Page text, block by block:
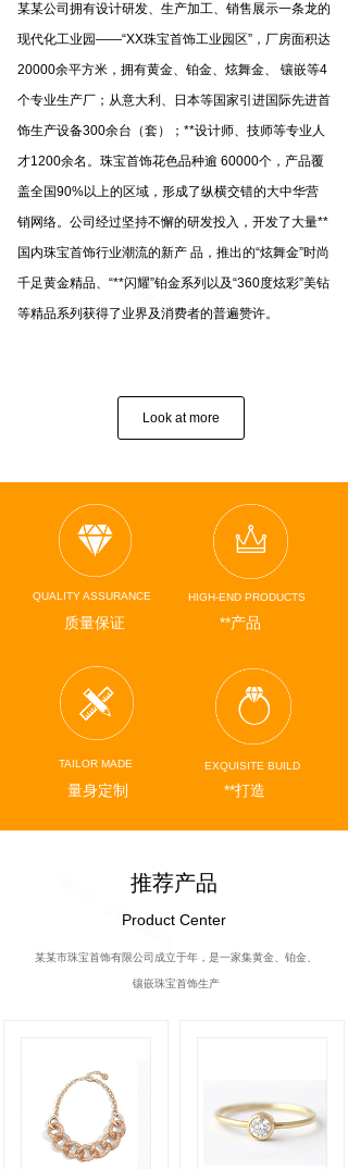
某某公司拥有设计研发、生产加工、销售展示一条龙的
现代化工业园——“XX珠宝首饰工业园区”，厂房面积达
20000余平方米，拥有黄金、铂金、炫舞金、 镶嵌等4
个专业生产厂；从意大利、日本等国家引进国际先进首
饰生产设备300余台（套）；**设计师、技师等专业人
才1200余名。珠宝首饰花色品种逾 60000个，产品覆
盖全国90%以上的区域，形成了纵横交错的大中华营
销网络。公司经过坚持不懈的研发投入，开发了大量**
国内珠宝首饰行业潮流的新产 品，推出的“炫舞金”时尚
千足黄金精品、“**闪耀”铂金系列以及“360度炫彩”美钻
等精品系列获得了业界及消费者的普遍赞许。
Look at more
TAILOR MADE
QUALITY ASSURANCE
质量保证
HIGH-END PRODUCTS
**产品
EXQUISITE BUILD
**打造
量身定制
推荐产品
Product Center
某某市珠宝首饰有限公司成立于年，是一家集黄金、铂金、
镶嵌珠宝首饰生产